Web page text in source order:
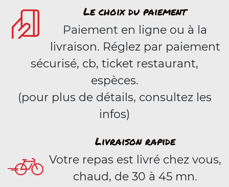
Le choix du paiement
Paiement en ligne ou à la
livraison. Réglez par paiement
sécurisé, cb, ticket restaurant,
espèces.
(pour plus de détails, consultez les
infos)
Livraison rapide
Votre repas est livré chez vous,
chaud, de 30 à 45 mn.